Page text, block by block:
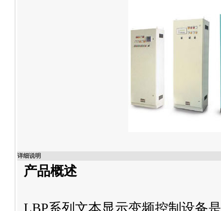
详细说明
产品概述
LBP系列文本显示变频控制设备